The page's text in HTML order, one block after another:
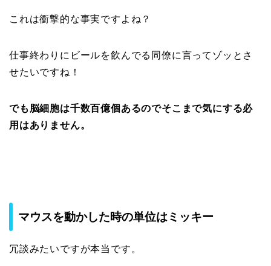
これは衝撃的な事実ですよね？
仕事終わりにビールを飲んでる同僚に言ってゾッとさ
せたいですね！
でも脳細胞は千数百億個あるのでそこまで気にする必
用はありません。
マウスを動かした時の単位はミッキー
冗談みたいですが本当です。